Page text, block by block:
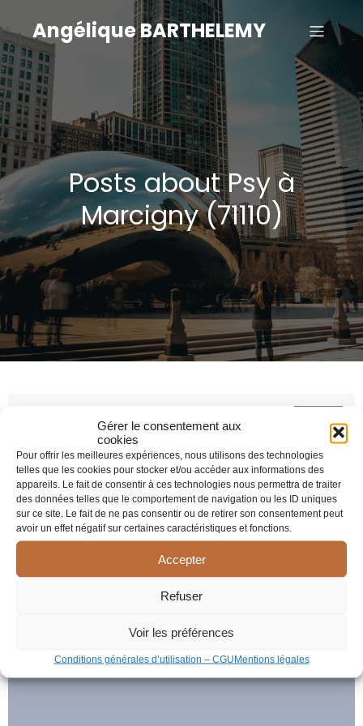
Gérer le consentement aux
cookies
Pour offrir les meilleures expériences, nous utilisons des technologies
telles que les cookies pour stocker et/ou accéder aux informations des
appareils. Le fait de consentir à ces technologies nous permettra de traiter
des données telles que le comportement de navigation ou les ID uniques
sur ce site. Le fait de ne pas consentir ou de retirer son consentement peut
avoir un effet négatif sur certaines caractéristiques et fonctions.
Accepter
Refuser
Voir les préférences
Conditions générales d’utilisation – CGUMentions légales
Angélique BARTHELEMY
Posts about Psy à
Marcigny (71110)
Latest Comments
Aucun commentaire à afficher.